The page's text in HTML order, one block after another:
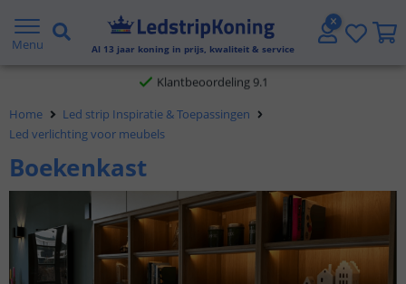
Menu Al 13 jaar koning in prijs, kwaliteit & service
Gratis verzending vanaf € 20,- NL en BE
Klantbeoordeling 9.1
Voor 23:45 uur besteld,morgen in huis
Home
Led strip Inspiratie & Toepassingen
Led verlichting voor meubels
Boekenkast